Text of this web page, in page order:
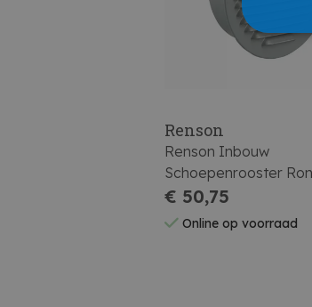
Renson
Renson Inbouw
Schoepenrooster
435r (dia 150) Ral 9006
(natuur)
€ 50,75
Online op voorraad